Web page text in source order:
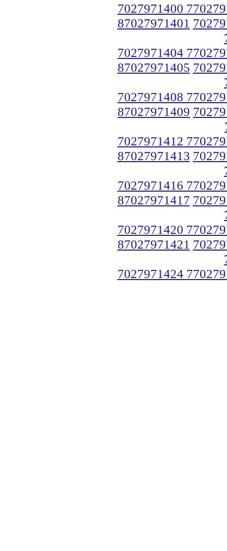
7027971400
87027971401
7027971404
87027971405
7027971408
87027971409
7027971412
87027971413
7027971416
87027971417
7027971420
87027971421
7027971424